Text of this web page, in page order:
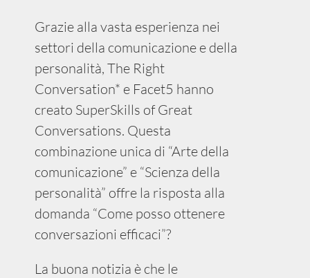
Grazie alla vasta esperienza nei
settori della comunicazione e della
personalità, The Right
Conversation* e Facet5 hanno
creato SuperSkills of Great
Conversations. Questa
combinazione unica di “Arte della
comunicazione” e “Scienza della
personalità” offre la risposta alla
domanda “Come posso ottenere
conversazioni efficaci”?
La buona notizia è che le